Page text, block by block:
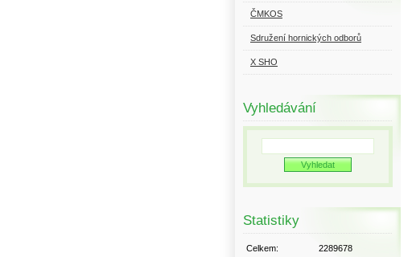
ČMKOS
Sdružení hornických odborů
X SHO
Vyhledávání
Statistiky
Celkem:
2289678